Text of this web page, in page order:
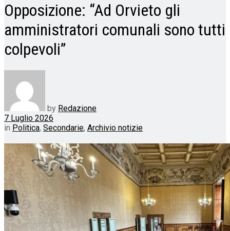
Opposizione: “Ad Orvieto gli
amministratori comunali sono tutti
colpevoli”
by Redazione
7 Luglio 2026
in Politica, Secondarie, Archivio notizie